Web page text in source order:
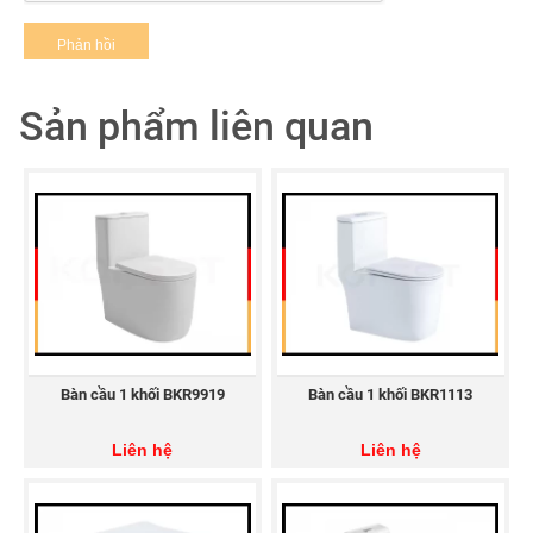
Kệ kính KR-PK205 được thiết kế theo phong cách hiện đại,
Sản phẩm nằm trong
Bộ phụ kiện nhà tắm KR-
. Một bộ phụ kiện đầy đủ bao gồm:
Kệ xà bông KR-PK201
Móc khăn KR-PK202
Lô giấy KR-PK204
Sản phẩm liên quan
Bàn cầu 1 khối BKR9919
Liên hệ
Bàn cầu 1 khối BKR1113
Liên hệ